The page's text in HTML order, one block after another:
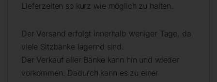
Lieferzeiten so kurz wie möglich zu halten.
Der Versand erfolgt innerhalb weniger Tage, da
viele Sitzbänke lagernd sind.
Der Verkauf aller Bänke kann hin und wieder
vorkommen. Dadurch kann es zu einer